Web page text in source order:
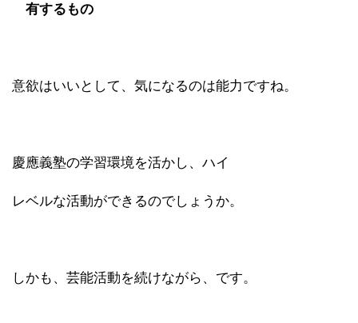
有するもの
意欲はいいとして、気になるのは能力ですね。
慶應義塾の学習環境を活かし、ハイ
レベルな活動ができるのでしょうか。
しかも、芸能活動を続けながら、です。